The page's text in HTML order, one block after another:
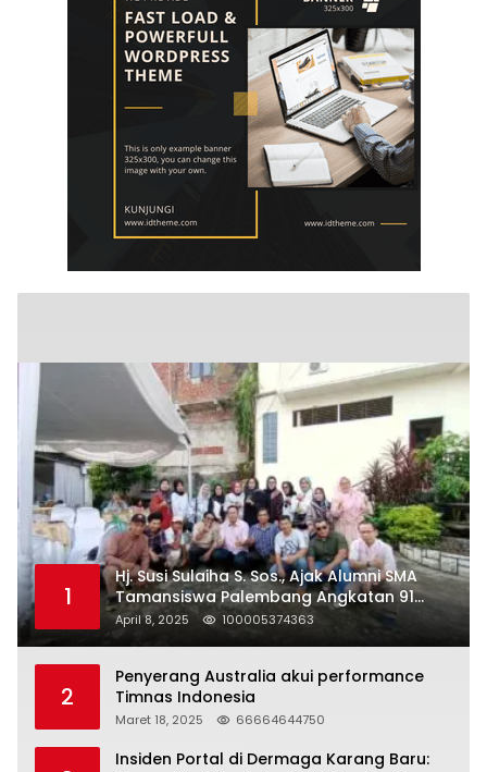
1
Hj. Susi Sulaiha S. Sos., Ajak Alumni SMA
Tamansiswa Palembang Angkatan 91
Halal Bihalal
April 8, 2025 100005374363
2
Penyerang Australia akui performance
Timnas Indonesia
Maret 18, 2025 66664644750
Insiden Portal di Dermaga Karang Baru: